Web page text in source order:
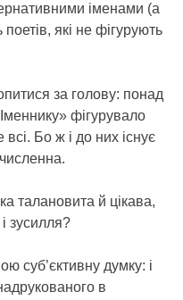
іменами (а
поетів, які не фігурують
за голову: понад
фігурувало
Бо ж і до них існує
талановита й цікава,
зусилля?
суб’єктивну думку: і
в